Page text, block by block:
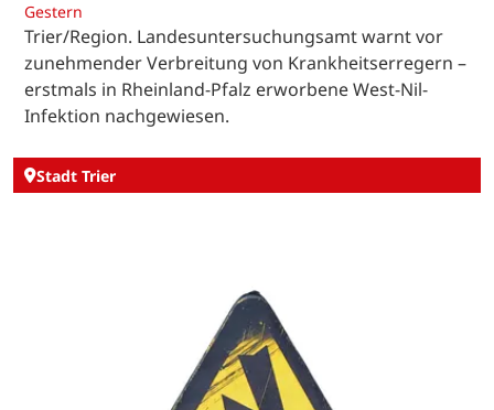
Gestern
Trier/Region. Landesuntersuchungsamt warnt vor
zunehmender Verbreitung von Krankheitserregern –
erstmals in Rheinland-Pfalz erworbene West-Nil-
Infektion nachgewiesen.
Stadt Trier